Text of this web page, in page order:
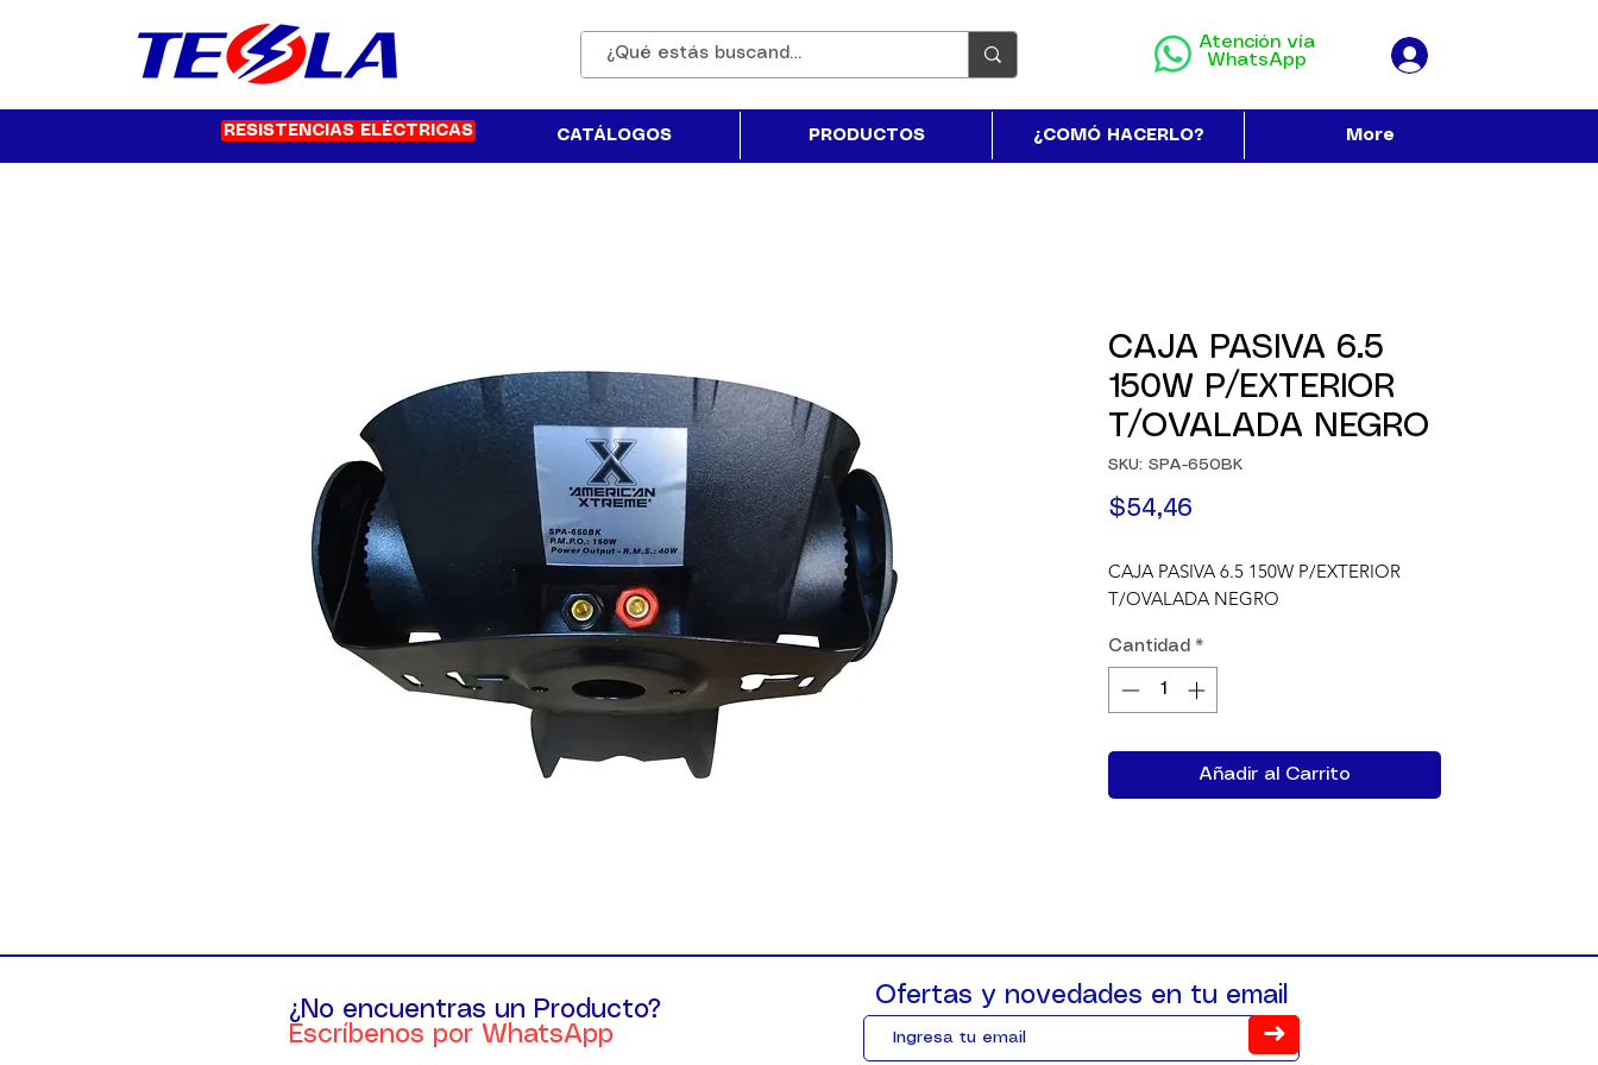
Atención vía
WhatsApp
RESISTENCIAS ELÉCTRICAS CATÁLOGOS PRODUCTOS ¿COMÓ HACERLO? More
CAJA PASIVA 6.5
150W P/EXTERIOR
T/OVALADA NEGRO
SKU: SPA-650BK
$54,46
CAJA PASIVA 6.5 150W P/EXTERIOR
T/OVALADA NEGRO
Cantidad *
Añadir al Carrito
¿No encuentras un Producto?
Escríbenos por WhatsApp
Ofertas y novedades en tu email
➜